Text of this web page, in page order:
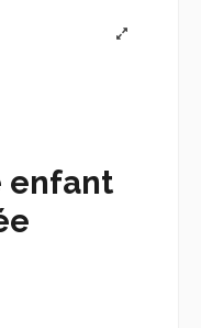
enfant